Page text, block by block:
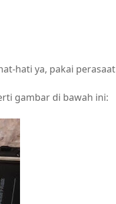
hati ya, pakai perasaat
gambar di bawah ini: